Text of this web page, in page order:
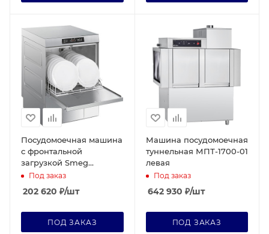
Посудомоечная машина
с фронтальной
загрузкой Smeg
UD503D
Под заказ
202 620 ₽/шт
ПОД ЗАКАЗ
Машина посудомоечная
туннельная МПТ-1700-01
левая
Под заказ
642 930 ₽/шт
ПОД ЗАКАЗ